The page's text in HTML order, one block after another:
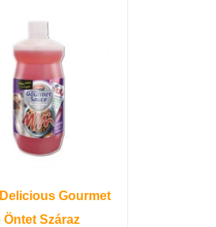
Gourmet
Öntet Száraz